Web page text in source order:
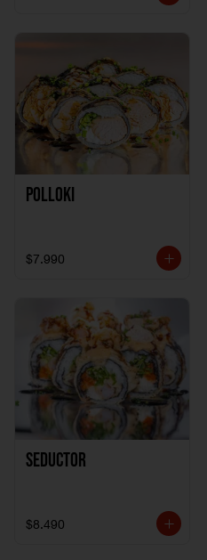
Polloki
$7.990
Seductor
$8.490